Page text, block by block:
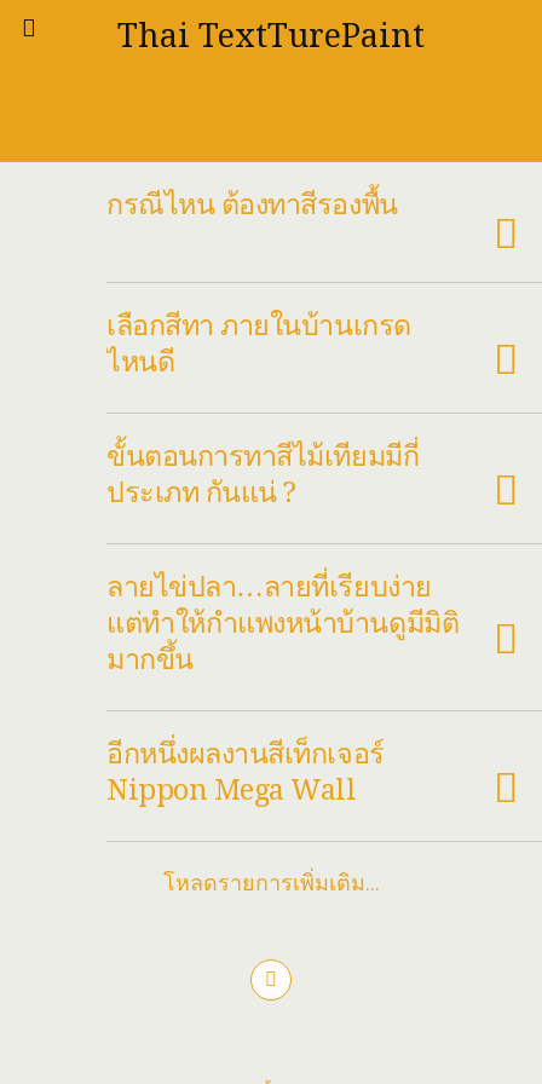
Thai TextTurePaint
กรณีไหน ต้องทาสีรองพื้น
เลือกสีทา ภายในบ้านเกรด
ไหนดี
ขั้นตอนการทาสีไม้เทียมมีกี่
ประเภท กันแน่ ?
ลายไข่ปลา…ลายที่เรียบง่าย
แต่ทำให้กำแพงหน้าบ้านดูมีมิติ
มากขึ้น
อีกหนึ่งผลงานสีเท็กเจอร์
Nippon Mega Wall
โหลดรายการเพิ่มเติม…